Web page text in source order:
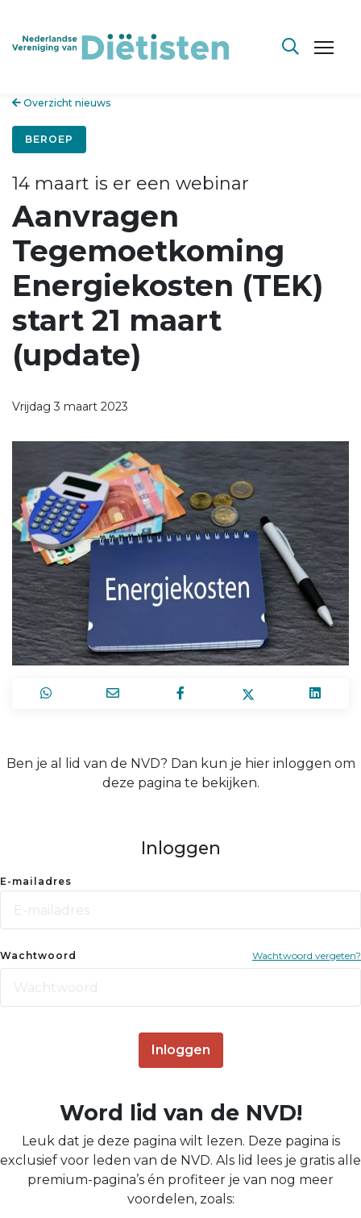
Overzicht nieuws
BEROEP
14 maart is er een webinar
Aanvragen
Tegemoetkoming
Energiekosten (TEK)
start 21 maart
(update)
Vrijdag 3 maart 2023
Ben je al lid van de NVD? Dan kun je hier inloggen om
deze pagina te bekijken.
Inloggen
E-mailadres
Wachtwoord Wachtwoord vergeten?
Inloggen
Word lid van de NVD!
Leuk dat je deze pagina wilt lezen. Deze pagina is
exclusief voor leden van de NVD. Als lid lees je gratis alle
premium-pagina’s én profiteer je van nog meer
voordelen, zoals: